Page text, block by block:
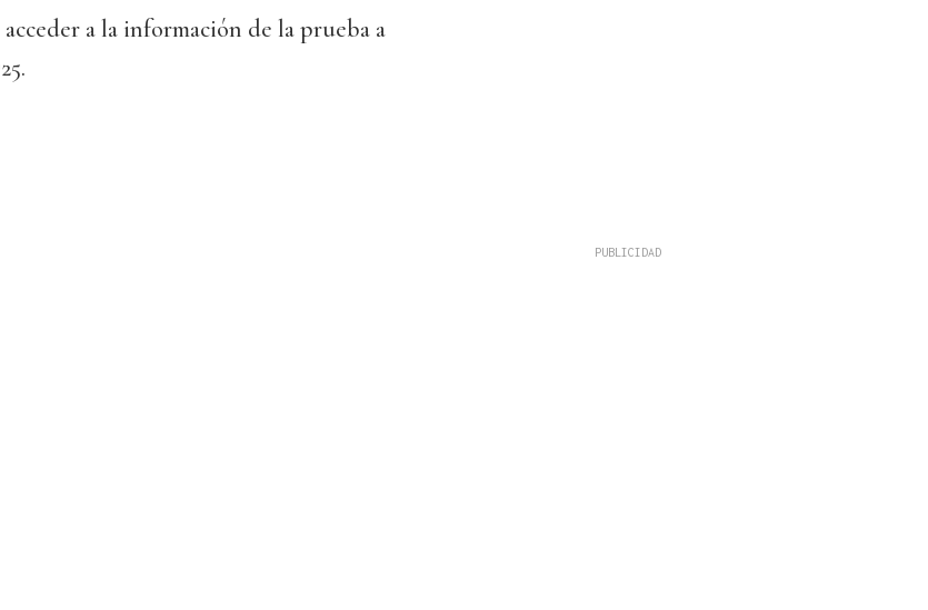
a la información de la prueba a